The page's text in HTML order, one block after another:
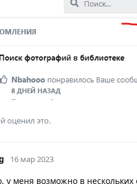
оценил это.
16 мар 2023
у меня возможно в